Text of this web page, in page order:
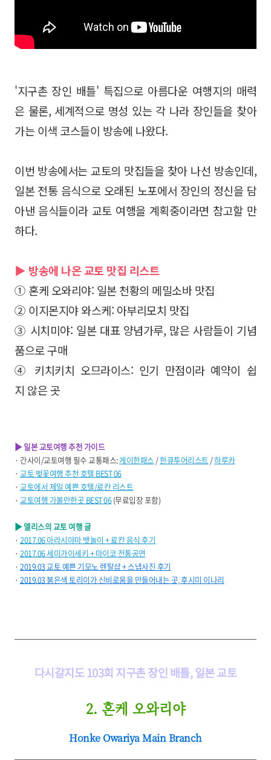
'지구촌 장인 배틀' 특집으로 아름다운 여행지의 매력
은 물론, 세계적으로 명성 있는 각 나라 장인들을 찾아
가는 이색 코스들이 방송에 나왔다.
이번 방송에서는 교토의 맛집들을 찾아 나선 방송인데,
일본 전통 음식으로 오래된 노포에서 장인의 정신을 담
아낸 음식들이라 교토 여행을 계획중이라면 참고할 만
하다.
▶ 방송에 나온 교토 맛집 리스트
① 혼케 오와리야: 일본 천황의 메밀소바 맛집
② 이지몬지야 와스케: 아부리모치 맛집
③ 시치미야: 일본 대표 양념가루, 많은 사람들이 기념
품으로 구매
④ 키치키치 오므라이스: 인기 만점이라 예약이 쉽
지 않은 곳
▶ 일본 교토여행 추천 가이드
· 간사이/교토여행 필수 교통패스:게이한패스 /한큐투어리스트 /하루카
· 교토 벚꽃여행 추천 호텔 BEST 06
· 교토에서 제일 예쁜 호텔/료칸 리스트
· 교토여행 가볼만한곳 BEST 06(무료입장 포함)
▶ 앨리스의 교토 여행 글
· 2017.06 아라시야마 뱃놀이 + 료칸 음식 후기
· 2017.06 세미가이세키 + 마이코 전통공연
· 2019.03 교토 예쁜 기모노 렌탈샵 + 스냅사진 후기
· 2019.03 붉은색 토리이가 신비로움을 만들어내는 곳, 후시미 이나리
다시갈지도 103회 지구촌 장인 배틀, 일본 교토
2. 혼케 오와리야
Honke Owariya Main Branch